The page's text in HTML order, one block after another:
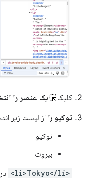
کلیک یک عنصر را
توکیو را از لیست زیر
توکیو
بیروت
<li>Tokyo</li>